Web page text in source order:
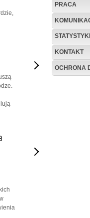
PRACA
STATYSTYKI
KONTAKT
OCHRONA